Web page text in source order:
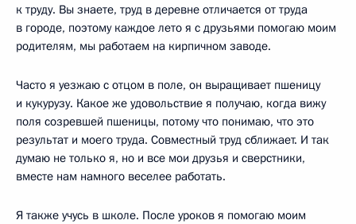
к труду. Вы знаете, труд в деревне отличается от труда
в городе, поэтому каждое лето я с друзьями помогаю моим
родителям, мы работаем на кирпичном заводе.
Часто я уезжаю с отцом в поле, он выращивает пшеницу
и кукурузу. Какое же удовольствие я получаю, когда вижу
поля созревшей пшеницы, потому что понимаю, что это
результат и моего труда. Совместный труд сближает. И так
думаю не только я, но и все мои друзья и сверстники,
вместе нам намного веселее работать.
Я также учусь в школе. После уроков я помогаю моим